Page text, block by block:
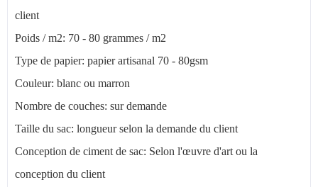
client
Poids / m2: 70 - 80 grammes / m2
Type de papier: papier artisanal 70 - 80gsm
Couleur: blanc ou marron
Nombre de couches: sur demande
Taille du sac: longueur selon la demande du client
Conception de ciment de sac: Selon l'œuvre d'art ou la
conception du client